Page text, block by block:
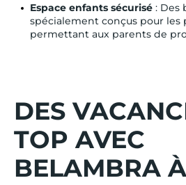
Espace enfants sécurisé : Des
spécialement conçus pour les
permettant aux parents de
DES
TOP AVEC
BELAMBRA